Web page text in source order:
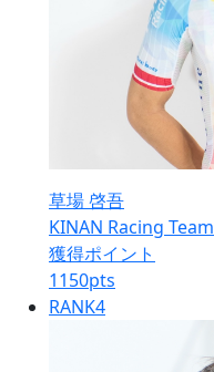
草場 啓吾
KINAN Racing Team
獲得ポイント
1150pts
RANK4